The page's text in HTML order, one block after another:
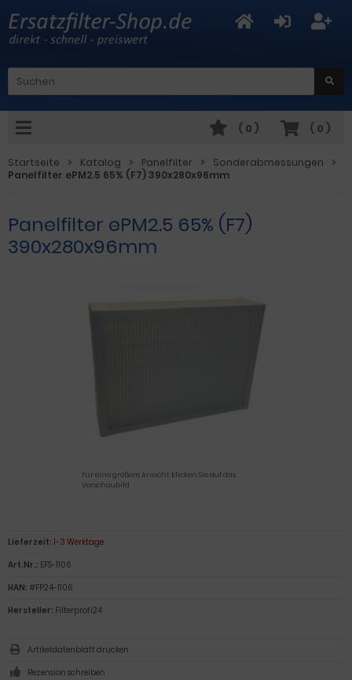
( 0 )
( 0 )
Startseite Katalog Panelfilter
Sonderabmessungen
Panelfilter ePM2.5 65% (F7) 390x280x96mm
Panelfilter ePM2.5 65% (F7)
390x280x96mm
Für eine größere Ansicht klicken Sie auf das
Vorschaubild
Lieferzeit: 1-3 Werktage
Art.Nr.: EFS-1106
HAN: #FP24-1106
Hersteller: Filterprofi24
Artikeldatenblatt drucken
Rezension schreiben